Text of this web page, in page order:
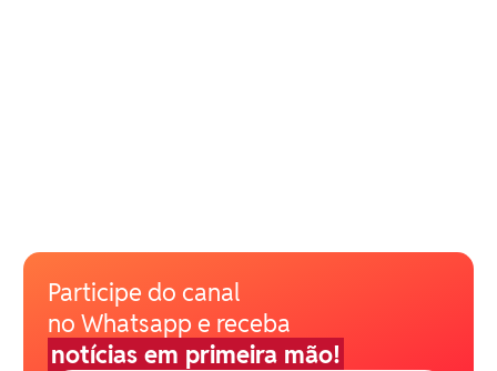
Participe do canal
no Whatsapp e receba
notícias em primeira mão!